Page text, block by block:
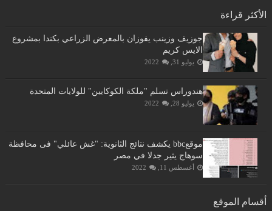
الأكثر قراءة
جوزيف وزينب يفوزان بالمعرض الزراعي بكندا بمشروع
الايس كريم
يوليو 31, 2022
هندوراس تسلم "ملكة الكوكايين" للولايات المتحدة
يوليو 28, 2022
موقعbbc يكشف نتائج الثانوية: "غش عائلي" فى محافظة
سوهاج يثير جدلا في مصر
أغسطس 11, 2022
أقسام الموقع